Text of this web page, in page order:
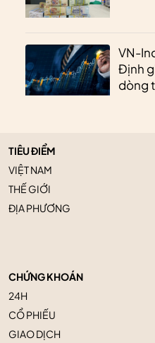
VN-
Định
dòng
TIÊU ĐIỂM
VIỆT NAM
THẾ GIỚI
ĐỊA PHƯƠNG
CHỨNG KHOÁN
24H
CỔ PHIẾU
GIAO DỊCH